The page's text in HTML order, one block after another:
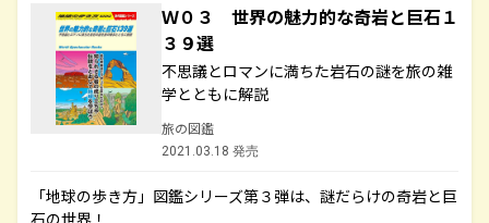
Ｗ０３ 世界の魅力的な奇岩と巨石１
３９選
不思議とロマンに満ちた岩石の謎を旅の雑
学とともに解説
旅の図鑑
2021.03.18 発売
「地球の歩き方」図鑑シリーズ第３弾は、謎だらけの奇岩と巨
石の世界！